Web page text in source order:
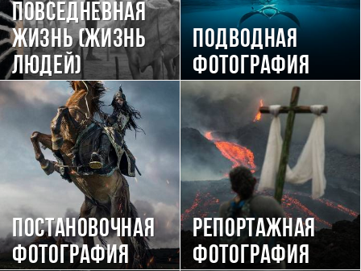
Повседневная
жизнь (Жизнь
людей)
Подводная
фотография
Постановочная
фотография
Репортажная
фотография